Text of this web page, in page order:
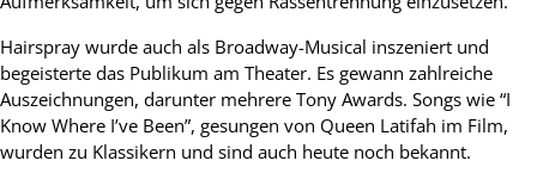
Hairspray wurde auch als Broadway-Musical inszeniert und
begeisterte das Publikum am Theater. Es gewann zahlreiche
Auszeichnungen, darunter mehrere Tony Awards. Songs wie “I
Know Where I’ve Been”, gesungen von Queen Latifah im Film,
wurden zu Klassikern und sind auch heute noch bekannt.